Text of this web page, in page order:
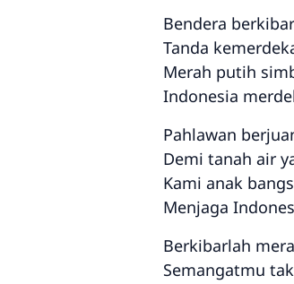
Bendera
Tanda
Merah putih
Indonesia
Pahlawan
Demi tanah air
Kami anak
Menjaga
Berkibarlah
Semangatmu